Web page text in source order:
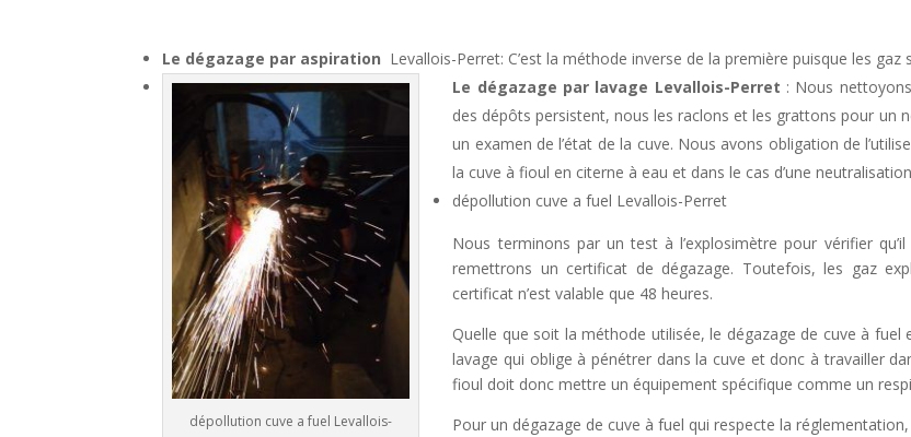
Le dégazage par aspiration Levallois-Perret: C’est la méthode inverse de la première puisque les
dépollution cuve a fuel Levallois-
Le dégazage par lavage Levallois-Perret : Nous
des dépôts persistent, nous les raclons et les grattons pour un
un examen de l’état de la cuve. Nous avons obligation de
la cuve à fioul en citerne à eau et dans le cas d’une
dépollution cuve a fuel Levallois-Perret
Nous terminons par un test à l’explosimètre pour vérifier
remettrons un certificat de dégazage. Toutefois, les gaz
certificat n’est valable que 48 heures.
Quelle que soit la méthode utilisée, le dégazage de cuve à
lavage qui oblige à pénétrer dans la cuve et donc à travailler
fioul doit donc mettre un équipement spécifique comme un
Pour un dégazage de cuve à fuel qui respecte la